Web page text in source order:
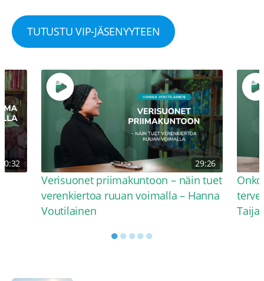
TUTUSTU VIP-JÄSENYYTEEN
30:32 29:26
Verisuonet priimakuntoon – näin tuet
verenkiertoa ruuan voimalla – Hanna
Voutilainen
Taija
●●●●●